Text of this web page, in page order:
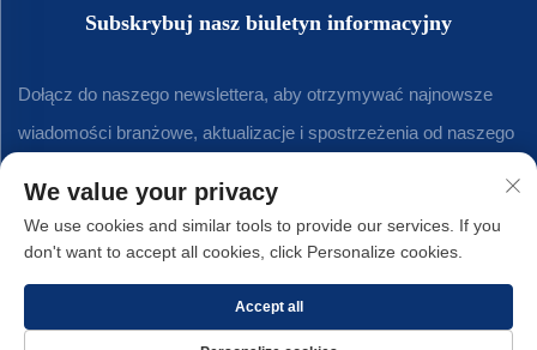
Subskrybuj nasz biuletyn informacyjny
Dołącz do naszego newslettera, aby otrzymywać najnowsze
wiadomości branżowe, aktualizacje i spostrzeżenia od naszego
Subskrybuj
We value your privacy
We use cookies and similar tools to provide our services. If you
don't want to accept all cookies, click Personalize cookies.
Accept all